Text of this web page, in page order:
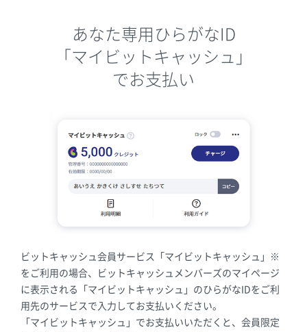
あなた専用ひらがなID
「マイビットキャッシュ」
でお支払い
ビットキャッシュ会員サービス「マイビットキャッシュ」※
をご利用の場合、ビットキャッシュメンバーズのマイページ
に表示される「マイビットキャッシュ」のひらがなIDをご利
用先のサービスで入力してお支払いください。
「マイビットキャッシュ」でお支払いいただくと、会員限定